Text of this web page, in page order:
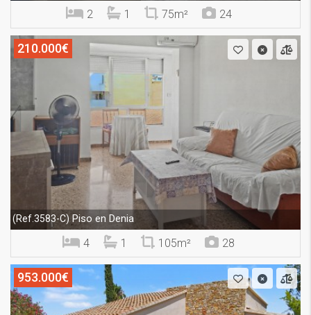
2 1 75m² 24
210.000€
(Ref.3583-C) Piso en Denia
4 1 105m² 28
953.000€